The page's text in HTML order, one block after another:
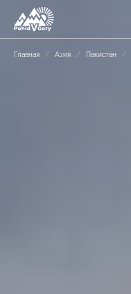
Главная / Азия / Пакистан /